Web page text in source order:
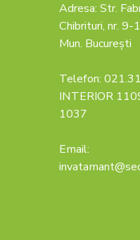
Adresa: Str.
Chibrituri, nr. 9-
Mun. București
Telefon:
INTERIOR
1037
Email: